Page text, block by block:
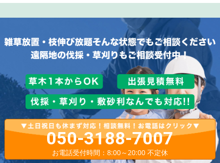
050-3188-7007
お電話受付時間：8:00～20:00 不定休